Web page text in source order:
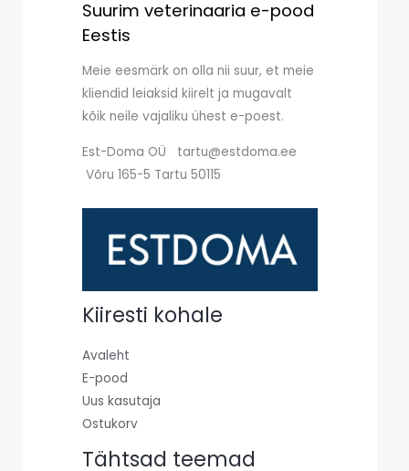
Suurim veterinaaria e-pood
Eestis
Meie eesmärk on olla nii suur, et meie
kliendid leiaksid kiirelt ja mugavalt
kõik neile vajaliku ühest e-poest.
Est-Doma OÜ tartu@estdoma.ee
Võru 165-5 Tartu 50115
Kiiresti kohale
Avaleht
E-pood
Uus kasutaja
Ostukorv
Tähtsad teemad